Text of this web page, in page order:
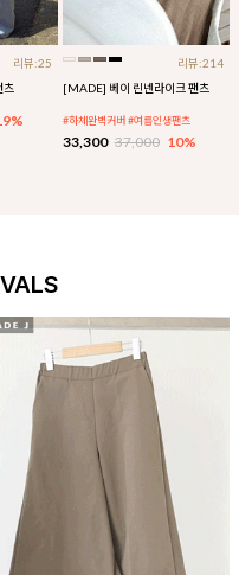
리뷰:25
츠
리뷰:214
[MADE] 베이 린넨라이크 팬츠
#하체완벽커버 #여름인생팬츠
33,300 37,000 10%